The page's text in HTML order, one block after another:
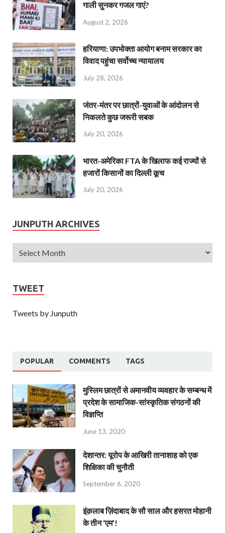
गाली सुनकर गजल गाएं?
August 2, 2026
हरियाणा: उपभोक्ता आयोग बनाम सरकार का
विवाद पहुंचा सर्वोच्च न्यायालय
July 28, 2026
जंतर-मंतर पर छात्रों-युवाओं के आंदोलन से
निकलते कुछ जरूरी सबक
July 20, 2026
भारत-अमेरिका FTA के खिलाफ कई राज्यों से
हजारों किसानों का दिल्ली कूच
July 20, 2026
JUNPUTH ARCHIVES
TWEET
Tweets by Junputh
POPULAR COMMENTS TAGS
मुस्लिम छात्रों से अमानवीय व्यवहार के सम्बन्ध में
प्रदेश के सामाजिक-सांस्कृतिक संगठनों की
विज्ञप्ति
June 13, 2020
देशान्‍तर: यूरोप के आखिरी तानाशाह को एक
शिक्षिका की चुनौती
September 6, 2020
इंक़लाब ज़िंदाबाद के सौ साल और हसरत मोहानी
के तीन ‘एम’!